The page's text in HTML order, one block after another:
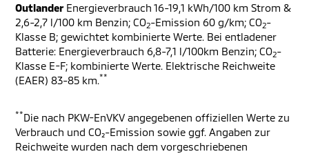
Outlander Energieverbrauch 16-19,1 kWh/100 km Strom &
2,6-2,7 l/100 km Benzin; CO2-Emission 60 g/km; CO2-
Klasse B; gewichtet kombinierte Werte. Bei entladener
Batterie: Energieverbrauch 6,8-7,1 l/100km Benzin; CO2-
Klasse E-F; kombinierte Werte. Elektrische Reichweite
(EAER) 83-85 km.**
**Die nach PKW-EnVKV angegebenen offiziellen Werte zu
Verbrauch und CO₂-Emission sowie ggf. Angaben zur
Reichweite wurden nach dem vorgeschriebenen